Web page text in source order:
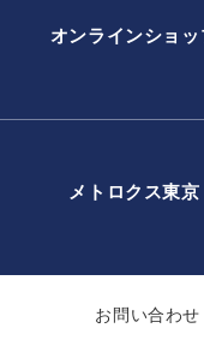
オンラインショッ
メトロクス東京
お問い合わせ